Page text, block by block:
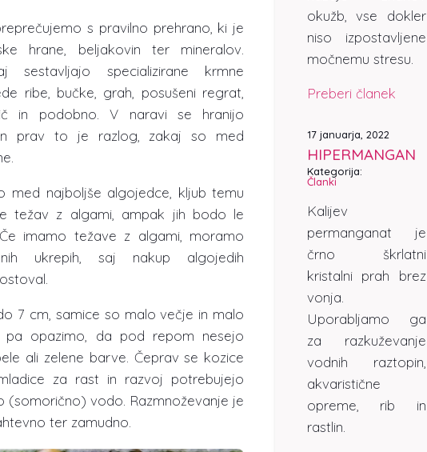
s pravilno prehrano, ki je
hrane, beljakovin ter mineralov.
sestavljajo specializirane krmne
ribe, bučke, grah, posušeni regrat,
in podobno. V naravi se hranijo
prav to je razlog, zakaj so med
med najboljše algojedce, kljub temu
težav z algami, ampak jih bodo le
imamo težave z algami, moramo
ukrepih, saj nakup algojedih
7 cm, samice so malo večje in malo
opazimo, da pod repom nesejo
ali zelene barve. Čeprav se kozice
za rast in razvoj potrebujejo
(somorično) vodo. Razmnoževanje je
ter zamudno.
okužb, vse dokler
niso izpostavljene
močnemu stresu.
Preberi članek
17 januarja, 2022
HIPERMANGAN
Kategorija:
Članki
Kalijev
permanganat je
črno škrlatni
kristalni prah brez
vonja.
Uporabljamo ga
za razkuževanje
vodnih raztopin,
akvaristične
opreme, rib in
rastlin.